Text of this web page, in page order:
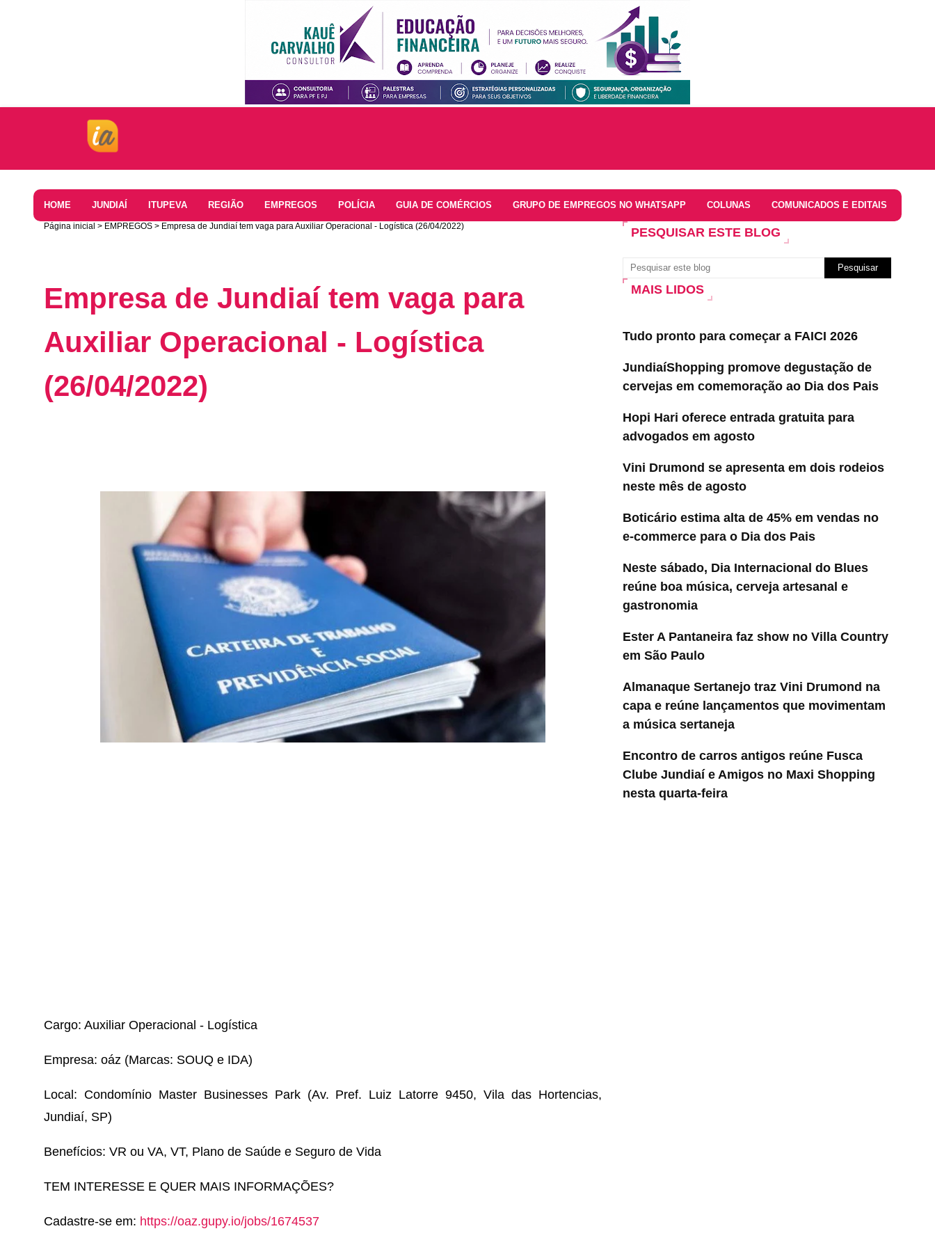
HOME JUNDIAÍ ITUPEVA REGIÃO EMPREGOS POLÍCIA GUIA DE COMÉRCIOS GRUPO DE EMPREGOS NO WHATSAPP COLUNAS COMUNICADOS E EDITAIS
Página inicial EMPREGOS Empresa de Jundiaí tem vaga para Auxiliar Operacional - Logística (26/04/2022)
Empresa de Jundiaí tem vaga para
Auxiliar Operacional - Logística
(26/04/2022)
Cargo: Auxiliar Operacional - Logística
Empresa: oáz (Marcas: SOUQ e IDA)
Local: Condomínio Master Businesses Park (Av. Pref. Luiz Latorre 9450, Vila das Hortencias,
Jundiaí, SP)
Benefícios: VR ou VA, VT, Plano de Saúde e Seguro de Vida
TEM INTERESSE E QUER MAIS INFORMAÇÕES?
Cadastre-se em: https://oaz.gupy.io/jobs/1674537
PESQUISAR ESTE BLOG
MAIS LIDOS
Tudo pronto para começar a FAICI 2026
JundiaíShopping promove degustação de
cervejas em comemoração ao Dia dos Pais
Hopi Hari oferece entrada gratuita para
advogados em agosto
Vini Drumond se apresenta em dois rodeios
neste mês de agosto
Boticário estima alta de 45% em vendas no
e-commerce para o Dia dos Pais
Neste sábado, Dia Internacional do Blues
reúne boa música, cerveja artesanal e
gastronomia
Ester A Pantaneira faz show no Villa Country
em São Paulo
Almanaque Sertanejo traz Vini Drumond na
capa e reúne lançamentos que movimentam
a música sertaneja
Encontro de carros antigos reúne Fusca
Clube Jundiaí e Amigos no Maxi Shopping
nesta quarta-feira